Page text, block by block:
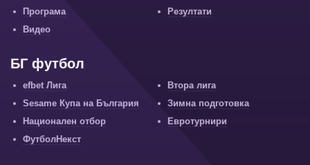
Програма
Резултати
Видео
БГ футбол
efbet Лига
Втора лига
Sesame Купа на България
Зимна подготовка
Национален отбор
Евротурнири
ФутболНекст